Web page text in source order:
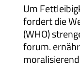
Um
fordert die
(WHO)
forum.